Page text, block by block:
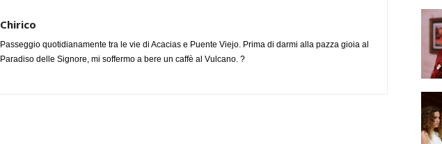
Chirico
Passeggio quotidianamente tra le vie di Acacias e Puente Viejo. Prima di darmi alla pazza gioia al
Paradiso delle Signore, mi soffermo a bere un caffè al Vulcano. ?